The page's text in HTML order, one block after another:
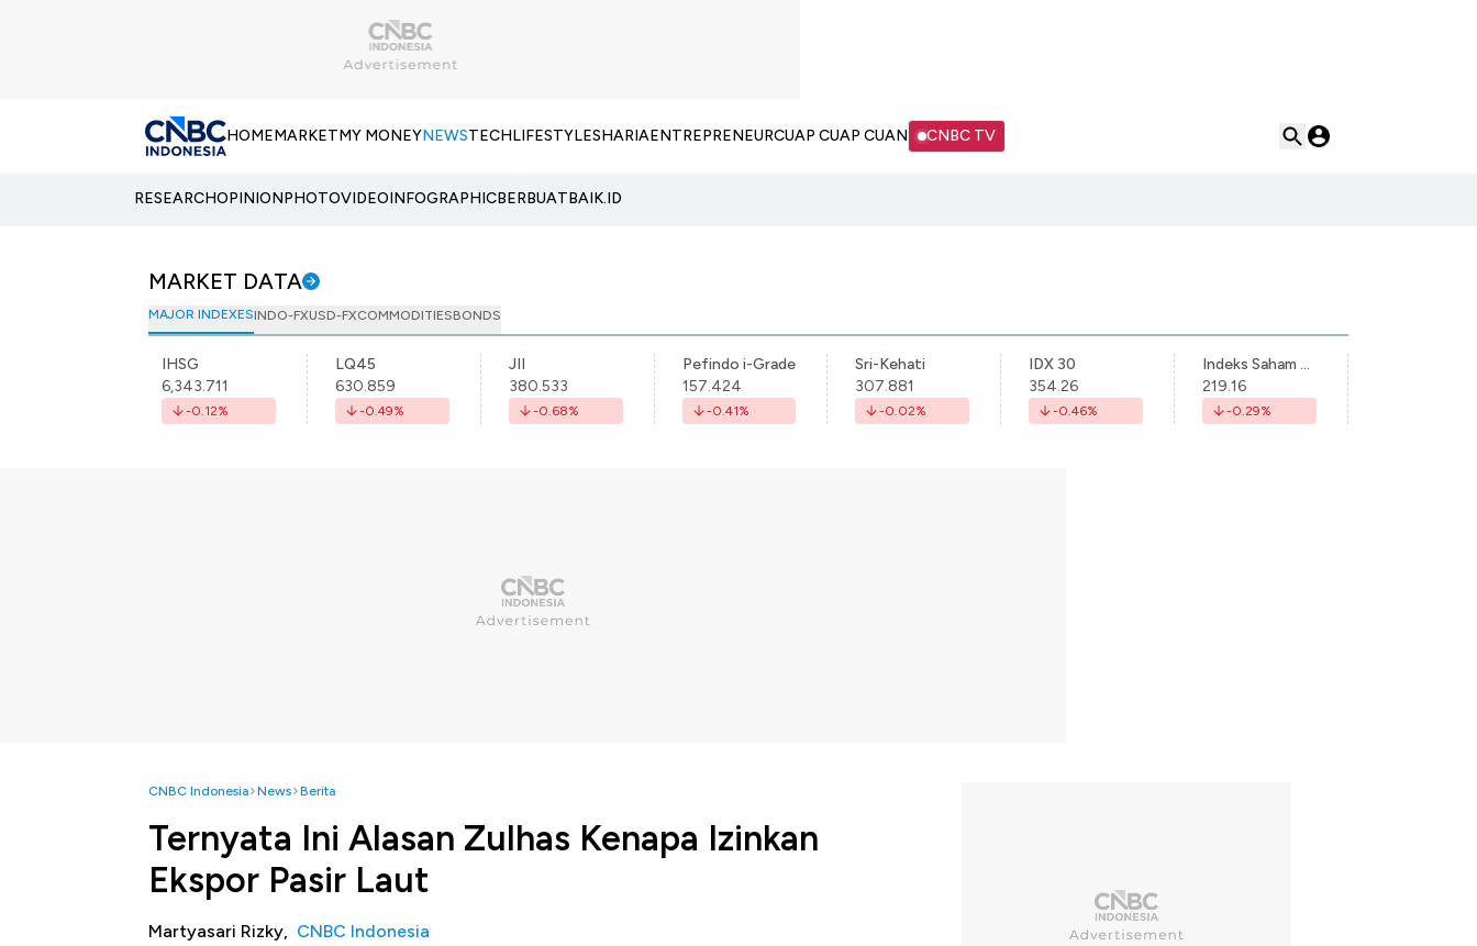
HOMEMARKETMY MONEYNEWSTECHLIFESTYLESHARIAENTREPRENEURCUAP CUAP CUAN CNBC TV
RESEARCHOPINIONPHOTOVIDEOINFOGRAPHICBERBUATBAIK.ID
MARKET DATA
MAJOR INDEXESINDO-FXUSD-FXCOMMODITIESBONDS
IHSG
6,343.711
-0.12%
LQ45
630.859
-0.49%
JII
380.533
-0.68%
Pefindo i-Grade
157.424
-0.41%
Sri-Kehati
307.881
-0.02%
IDX 30
354.26
-0.46%
Indeks Saham Syariah Indonesia
219.16
-0.29%
CNBC Indonesia News Berita
Ternyata Ini Alasan Zulhas Kenapa Izinkan
Ekspor Pasir Laut
Martyasari Rizky, CNBC Indonesia